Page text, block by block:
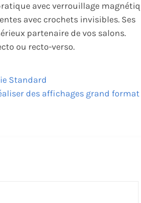
avec verrouillage
avec crochets invisibles. Ses
partenaire de vos salons.
ou recto-verso.
Standard
des affichages grand format